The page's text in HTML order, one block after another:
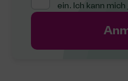
ein. Ich kann